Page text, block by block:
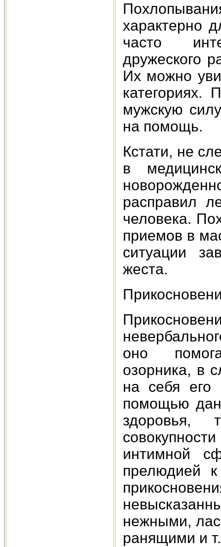
характерно
часто
дружеского
Их можно
категориях.
мужскую
на помощь.
Кстати, не
в
расправил
человека.
приемов в
ситуации
жеста.
оно
озорника, в
на себя его
помощью
здоровья,
интимной
прелюдией к
нежными,
ранящими и